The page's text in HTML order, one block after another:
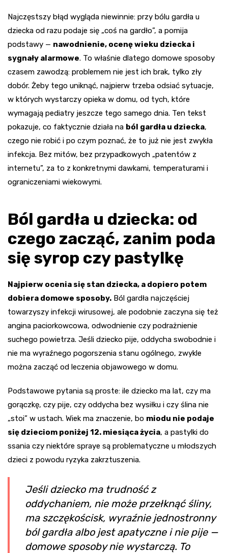
Najczęstszy błąd wygląda niewinnie: przy bólu gardła u
dziecka od razu podaje się „coś na gardło”, a pomija
podstawy — nawodnienie, ocenę wieku dziecka i
sygnały alarmowe. To właśnie dlatego domowe sposoby
czasem zawodzą: problemem nie jest ich brak, tylko zły
dobór. Żeby tego uniknąć, najpierw trzeba odsiać sytuacje,
w których wystarczy opieka w domu, od tych, które
wymagają pediatry jeszcze tego samego dnia. Ten tekst
pokazuje, co faktycznie działa na ból gardła u dziecka,
czego nie robić i po czym poznać, że to już nie jest zwykła
infekcja. Bez mitów, bez przypadkowych „patentów z
internetu”, za to z konkretnymi dawkami, temperaturami i
ograniczeniami wiekowymi.
Ból gardła u dziecka: od
czego zacząć, zanim poda
się syrop czy pastylkę
Najpierw ocenia się stan dziecka, a dopiero potem
dobiera domowe sposoby. Ból gardła najczęściej
towarzyszy infekcji wirusowej, ale podobnie zaczyna się też
angina paciorkowcowa, odwodnienie czy podrażnienie
suchego powietrza. Jeśli dziecko pije, oddycha swobodnie i
nie ma wyraźnego pogorszenia stanu ogólnego, zwykle
można zacząć od leczenia objawowego w domu.
Podstawowe pytania są proste: ile dziecko ma lat, czy ma
gorączkę, czy pije, czy oddycha bez wysiłku i czy ślina nie
„stoi” w ustach. Wiek ma znaczenie, bo miodu nie podaje
się dzieciom poniżej 12. miesiąca życia, a pastylki do
ssania czy niektóre spraye są problematyczne u młodszych
dzieci z powodu ryzyka zakrztuszenia.
Jeśli dziecko ma trudność z
oddychaniem, nie może przełknąć śliny,
ma szczękościsk, wyraźnie jednostronny
ból gardła albo jest apatyczne i nie pije —
domowe sposoby nie wystarczą. To